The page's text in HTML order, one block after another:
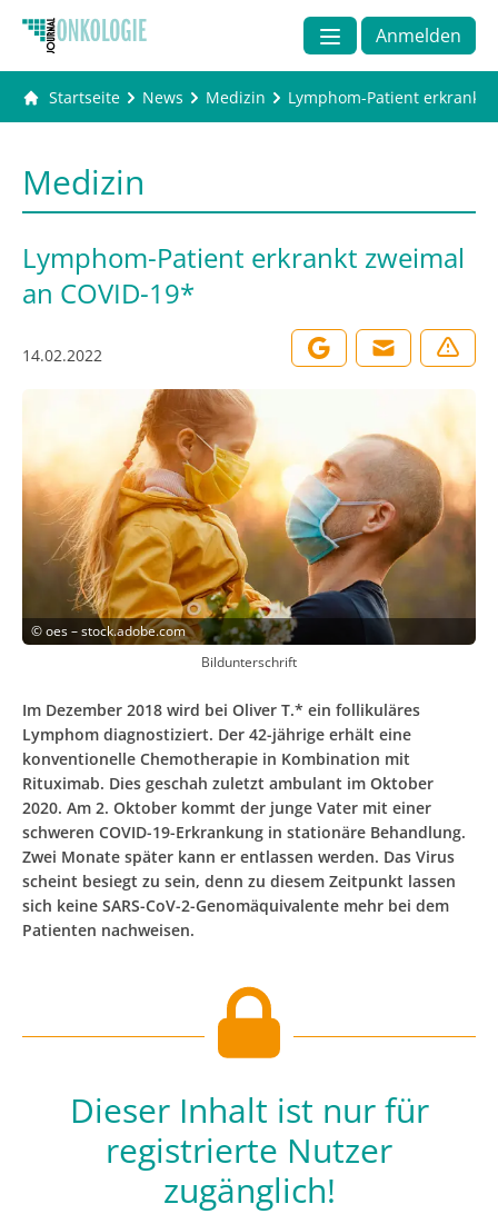
Anmelden
Startseite News Medizin Lymphom-Patient erkrankt
Medizin
Lymphom-Patient erkrankt zweimal
an COVID-19*
14.02.2022
©oes – stock.adobe.com
Bildunterschrift
Im Dezember 2018 wird bei Oliver T.* ein follikuläres
Lymphom diagnostiziert. Der 42-jährige erhält eine
konventionelle Chemotherapie in Kombination mit
Rituximab. Dies geschah zuletzt ambulant im Oktober
2020. Am 2. Oktober kommt der junge Vater mit einer
schweren COVID-19-Erkrankung in stationäre Behandlung.
Zwei Monate später kann er entlassen werden. Das Virus
scheint besiegt zu sein, denn zu diesem Zeitpunkt lassen
sich keine SARS-CoV-2-Genomäquivalente mehr bei dem
Patienten nachweisen.
Dieser Inhalt ist nur für
registrierte Nutzer
zugänglich!